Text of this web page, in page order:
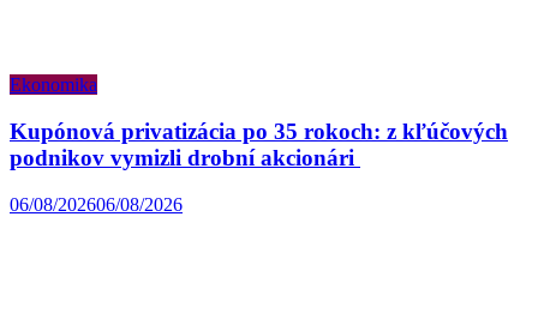
Ekonomika
Kupónová privatizácia po 35 rokoch: z kľúčových
podnikov vymizli drobní akcionári
06/08/202606/08/2026